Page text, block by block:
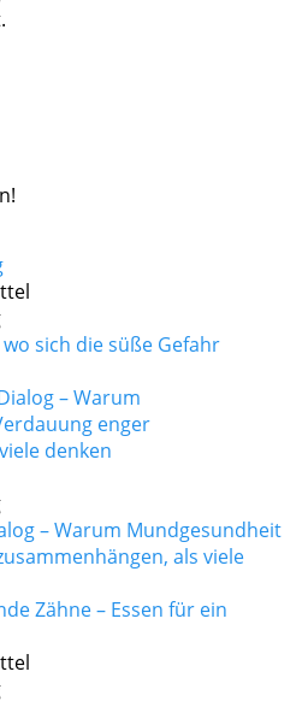
sich die süße Gefahr
– Warum Mundgesundheit
als viele